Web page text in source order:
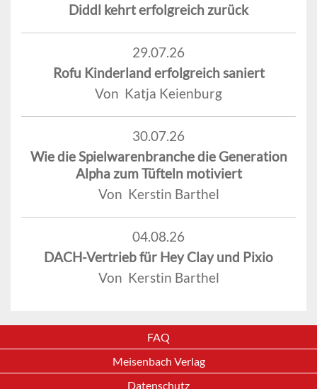
Diddl kehrt erfolgreich zurück
29.07.26
Rofu Kinderland erfolgreich saniert
Von Katja Keienburg
30.07.26
Wie die Spielwarenbranche die Generation
Alpha zum Tüfteln motiviert
Von Kerstin Barthel
04.08.26
DACH-Vertrieb für Hey Clay und Pixio
Von Kerstin Barthel
FAQ
Meisenbach Verlag
Datenschutz